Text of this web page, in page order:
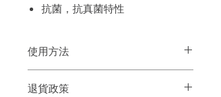
抗菌，抗真菌特性
使用方法
Gramix Cuticle Dr. Shampoo 發泡後，塗在
退貨政策